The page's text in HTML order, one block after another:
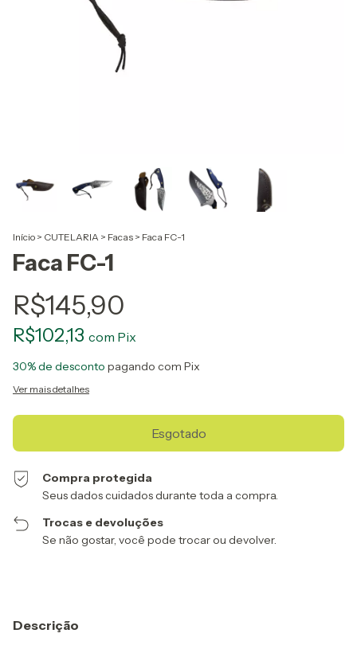
Início > CUTELARIA > Facas > Faca FC-1
Faca FC-1
R$145,90
R$102,13 com Pix
30% de desconto pagando com Pix
Ver mais detalhes
Compra protegida
Seus dados cuidados durante toda a compra.
Trocas e devoluções
Se não gostar, você pode trocar ou devolver.
Descrição